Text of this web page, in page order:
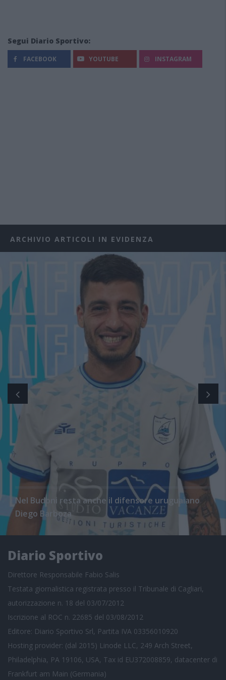
Segui Diario Sportivo:
FACEBOOK YOUTUBE INSTAGRAM
ARCHIVIO ARTICOLI IN EVIDENZA
Nel Budoni resta anche il difensore uruguaiano
Diego Barboza
Diario Sportivo
Direttore Responsabile Fabio Salis
Testata giornalistica registrata presso il Tribunale di Cagliari,
autorizzazione n. 18 del 03/07/2012
Iscrizione al ROC n. 22685 del 03/08/2012
Editore: Diario Sportivo Srl, Partita IVA 03356010920
Hosting provider: (dal 2015) Linode LLC, 249 Arch Street,
Philadelphia, PA 19106, USA, Tax id EU372008859, datacenter di
Frankfurt am Main (Germania)